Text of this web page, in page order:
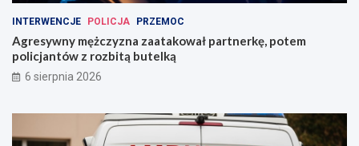
INTERWENCJE POLICJA PRZEMOC
Agresywny mężczyzna zaatakował partnerkę, potem
policjantów z rozbitą butelką
6 sierpnia 2026